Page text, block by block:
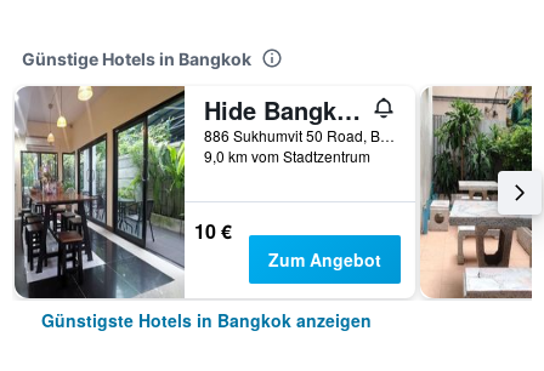
Günstige Hotels in Bangkok
Hide Bangkok Hostel
886 Sukhumvit 50 Road, Bangkok, Thailand
9,0 km vom Stadtzentrum
10 €
Zum Angebot
Günstigste Hotels in Bangkok anzeigen